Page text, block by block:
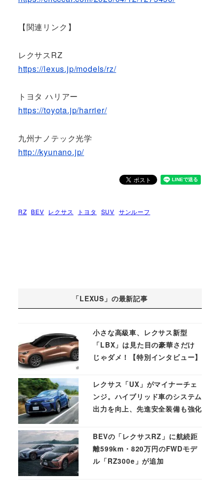
【関連リンク】
レクサスRZ
https://lexus.jp/models/rz/
トヨタ ハリアー
https://toyota.jp/harrier/
九州ナノテック光学
http://kyunano.jp/
RZ BEV レクサス トヨタ SUV サンルーフ
「LEXUS」の最新記事
小さな高級車、レクサス新型
「LBX」は見た目の豪華さだけ
じゃダメ！【特別インタビュー】
レクサス「UX」がマイナーチェ
ンジ。ハイブリッド車のシステム
出力を向上、先進安全装備も強化
BEVの「レクサスRZ」に航続距
離599km・820万円のFWDモデ
ル「RZ300e」が追加